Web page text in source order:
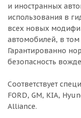
и иностранных
использования в
всех новых
автомобилей, в том
Гарантированно
безопасность
Соответствует
FORD, GM, KIA,
Alliance.